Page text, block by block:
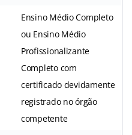
Ensino Médio Completo
ou Ensino Médio
Profissionalizante
Completo com
certificado devidamente
registrado no órgão
competente